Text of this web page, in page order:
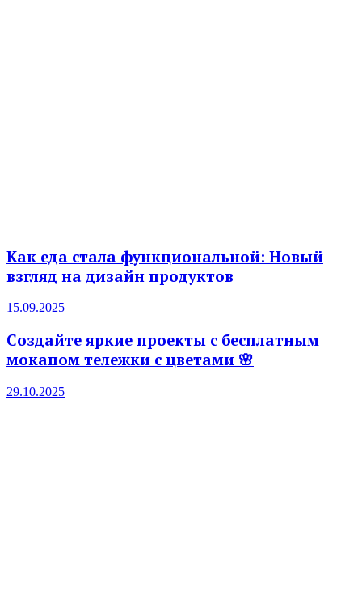
Как еда стала функциональной: Новый
взгляд на дизайн продуктов
15.09.2025
Создайте яркие проекты с бесплатным
мокапом тележки с цветами 🌸
29.10.2025